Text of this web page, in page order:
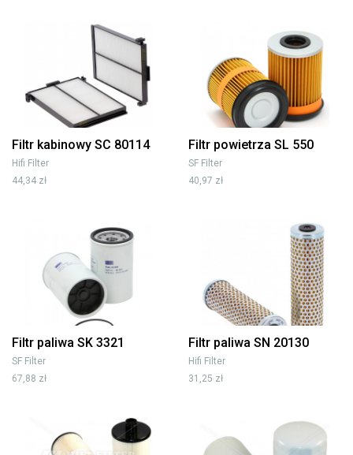
Filtr kabinowy SC 80114
Hifi Filter
44,34 zł
Filtr powietrza SL 550
SF Filter
40,97 zł
Filtr paliwa SK 3321
SF Filter
67,88 zł
Filtr paliwa SN 20130
Hifi Filter
31,25 zł